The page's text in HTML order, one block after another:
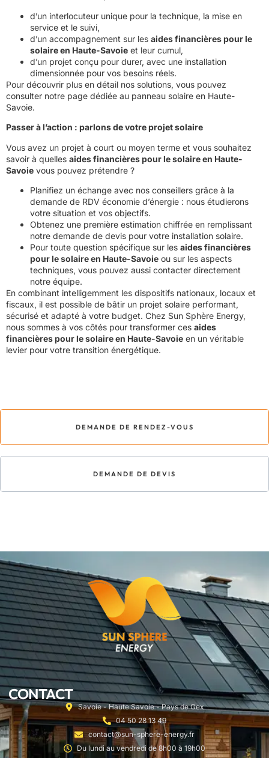
d’un interlocuteur unique pour la technique, la mise en
service et le suivi,
d’un accompagnement sur les aides financières pour le
solaire en Haute-Savoie et leur cumul,
d’un projet conçu pour durer, avec une installation
dimensionnée pour vos besoins réels.
Pour découvrir plus en détail nos solutions, vous pouvez
consulter notre page dédiée au panneau solaire en Haute-
Savoie.
Passer à l’action : parlons de votre projet solaire
Vous avez un projet à court ou moyen terme et vous souhaitez
savoir à quelles aides financières pour le solaire en Haute-
Savoie vous pouvez prétendre ?
Planifiez un échange avec nos conseillers grâce à la
demande de RDV économie d’énergie : nous étudierons
votre situation et vos objectifs.
Obtenez une première estimation chiffrée en remplissant
notre demande de devis pour votre installation solaire.
Pour toute question spécifique sur les aides financières
pour le solaire en Haute-Savoie ou sur les aspects
techniques, vous pouvez aussi contacter directement
notre équipe.
En combinant intelligemment les dispositifs nationaux, locaux et
fiscaux, il est possible de bâtir un projet solaire performant,
sécurisé et adapté à votre budget. Chez Sun Sphère Energy,
nous sommes à vos côtés pour transformer ces aides
financières pour le solaire en Haute-Savoie en un véritable
levier pour votre transition énergétique.
DEMANDE DE RENDEZ-VOUS
DEMANDE DE DEVIS
CONTACT
Savoie - Haute Savoie - Pays de Gex
04 50 28 13 49
contact@sun-sphere-energy.fr
Du lundi au vendredi de 8h00 à 19h00